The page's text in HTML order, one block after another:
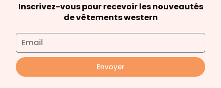
Inscrivez-vous pour recevoir les nouveautés
de vêtements western
Envoyer